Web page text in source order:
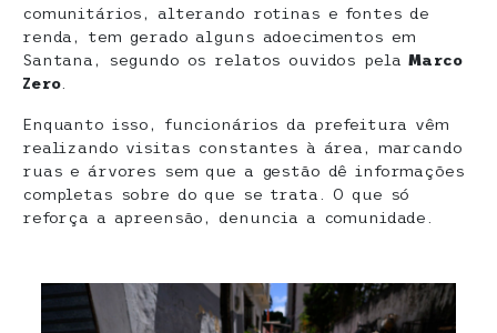
comunitários, alterando rotinas e fontes de
renda, tem gerado alguns adoecimentos em
Santana, segundo os relatos ouvidos pelaMarco
Zero.
Enquanto isso, funcionários da prefeitura vêm
realizando visitas constantes à área, marcando
ruas e árvores sem que a gestão dê informações
completas sobre do que se trata. O que só
reforça a apreensão, denuncia a comunidade.